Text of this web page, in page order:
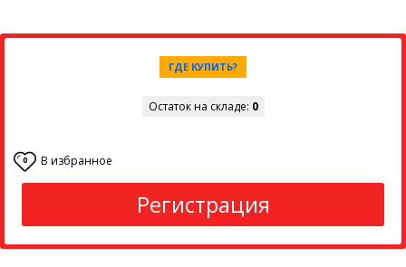
ГДЕ КУПИТЬ?
Остаток на складе: 0
0 В избранное
Регистрация